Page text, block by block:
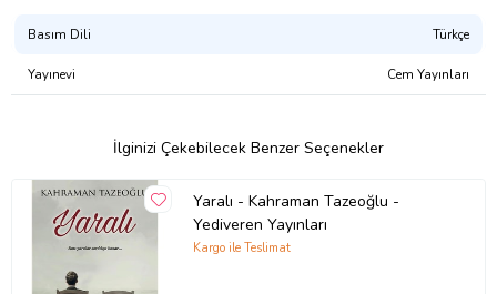
Ürün Adı: Elif
Ürün Kodu: 9786055159122
Yazar: G. Willow Wilson
Basım Yılı: 2014
Basım Dili Türkçe
Yayınevi Cem Yayınları
İlginizi Çekebilecek Benzer Seçenekler
Yaralı - Kahraman Tazeoğlu -
Yediveren Yayınları
Kargo ile Teslimat